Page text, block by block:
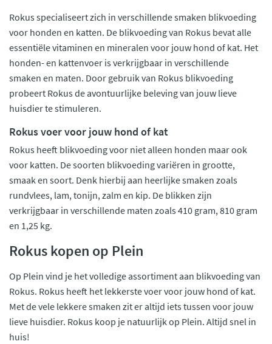
Rokus specialiseert zich in verschillende smaken blikvoeding
voor honden en katten. De blikvoeding van Rokus bevat alle
essentiële vitaminen en mineralen voor jouw hond of kat. Het
honden- en kattenvoer is verkrijgbaar in verschillende
smaken en maten. Door gebruik van Rokus blikvoeding
probeert Rokus de avontuurlijke beleving van jouw lieve
huisdier te stimuleren.
Rokus voer voor jouw hond of kat
Rokus heeft blikvoeding voor niet alleen honden maar ook
voor katten. De soorten blikvoeding variëren in grootte,
smaak en soort. Denk hierbij aan heerlijke smaken zoals
rundvlees, lam, tonijn, zalm en kip. De blikken zijn
verkrijgbaar in verschillende maten zoals 410 gram, 810 gram
en 1,25 kg.
Rokus kopen op Plein
Op Plein vind je het volledige assortiment aan blikvoeding van
Rokus. Rokus heeft het lekkerste voer voor jouw hond of kat.
Met de vele lekkere smaken zit er altijd iets tussen voor jouw
lieve huisdier. Rokus koop je natuurlijk op Plein. Altijd snel in
huis!